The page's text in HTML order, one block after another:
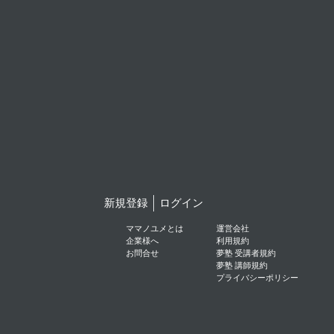
新規登録 ログイン
ママノユメとは
企業様へ
お問合せ
運営会社
利用規約
夢塾 受講者規約
夢塾 講師規約
プライバシーポリシー